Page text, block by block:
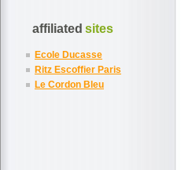
affiliated sites
Ecole Ducasse
Ritz Escoffier Paris
Le Cordon Bleu